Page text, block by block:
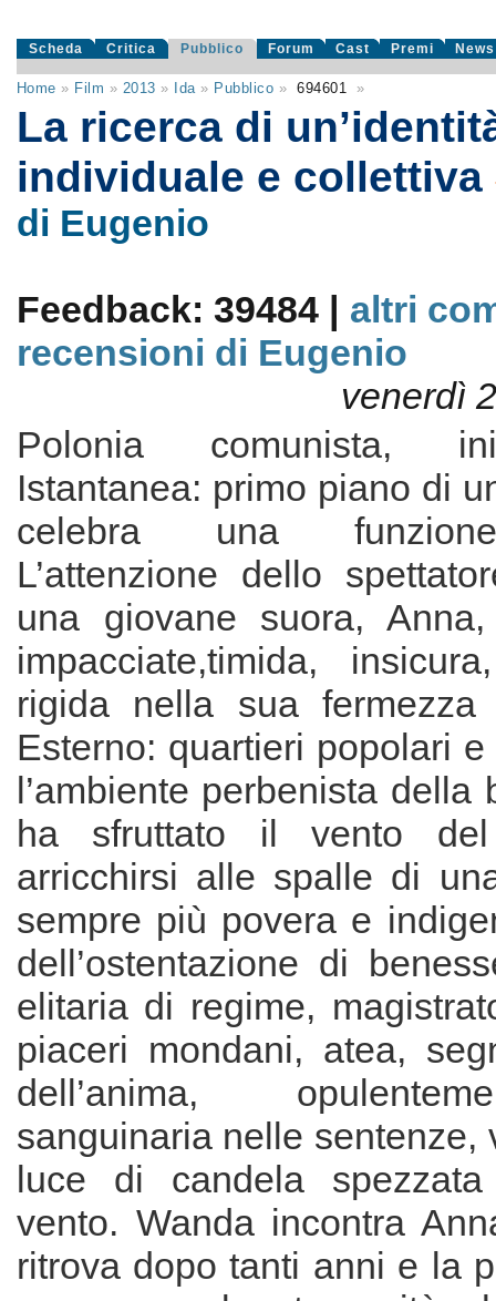
Scheda Critica Pubblico Forum Cast Premi News
Home » Film » 2013 » Ida» Pubblico » 694601 »
La ricerca di
individuale e collettiva
di Eugenio
Feedback: 39484 | altri
recensioni di Eugenio
venerdì
Polonia comunista,
Istantanea: primo piano di
celebra una
L’attenzione dello
una giovane suora,
impacciate,timida,
rigida nella sua fermezza
Esterno: quartieri popolari
l’ambiente perbenista della
ha sfruttato il vento
arricchirsi alle spalle di
sempre più povera e
dell’ostentazione di
elitaria di regime,
piaceri mondani, atea,
dell’anima,
sanguinaria nelle sentenze,
luce di candela
vento. Wanda incontra
ritrova dopo tanti anni e la